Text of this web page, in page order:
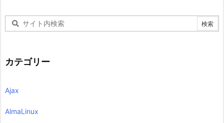
カテゴリー
Ajax
AlmaLinux